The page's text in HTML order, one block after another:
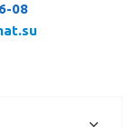
08